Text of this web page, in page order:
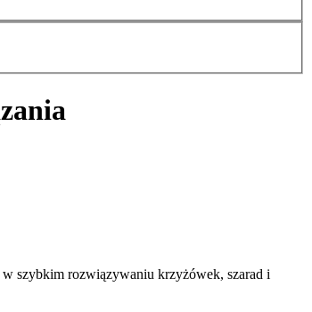
szybkim rozwiązywaniu krzyżówek, szarad i